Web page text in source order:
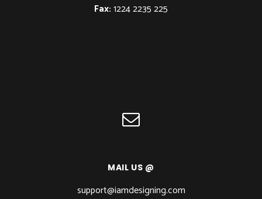
Fax:1224 2235 225
MAIL US @
support@iamdesigning.com